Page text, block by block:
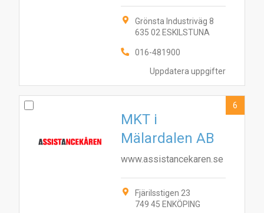
Uppdatera uppgifter
Grönsta Industriväg 8
635 02 ESKILSTUNA
016-481900
MKT i
Mälardalen AB
www.assistancekaren.se
Fjärilsstigen 23
749 45 ENKÖPING
6